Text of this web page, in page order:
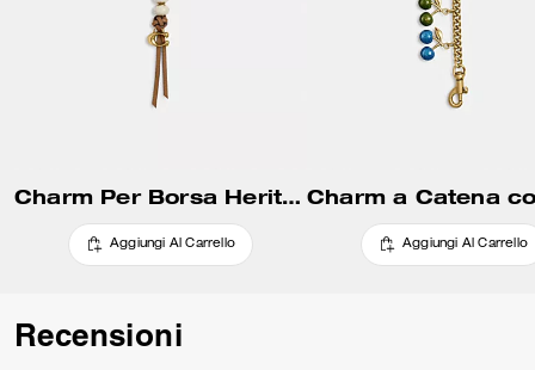
Charm Per Borsa Heritage Con Perline
Aggiungi Al Carrello Aggiungi Al Carrello
Recensioni